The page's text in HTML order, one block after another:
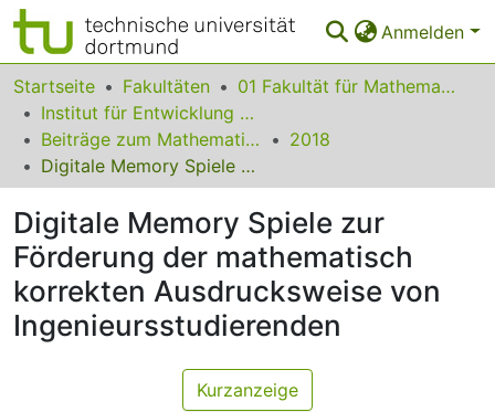
Anmelden
Bereiche & Sammlungen
Das gesamte Repositorium
Statistiken
FAQ
Leitlinien
Zurück zur Startseite
Startseite Fakultäten
01 Fakultät für Mathematik
Institut für Entwicklung und Erforschung des Mathematikunterrichts
Beiträge zum Mathematikunterricht
2018
Digitale Memory Spiele zur Förderung der mathematisch korrekten Ausdrucksweise von Ingenieursstudierenden
Digitale Memory Spiele zur
Förderung der mathematisch
korrekten Ausdrucksweise von
Ingenieursstudierenden
Kurzanzeige